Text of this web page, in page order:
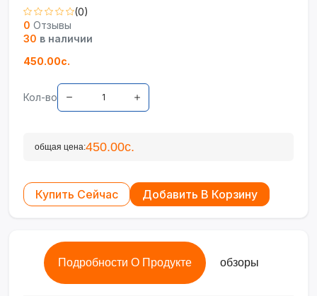
(0)
0 Отзывы
30 в наличии
450.00с.
Кол-во
общая цена:450.00с.
Купить Сейчас Добавить В Корзину
Подробности О Продукте обзоры